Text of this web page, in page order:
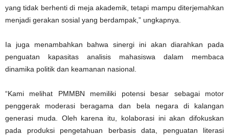
yang tidak berhenti di meja akademik, tetapi mampu diterjemahkan
menjadi gerakan sosial yang berdampak,” ungkapnya.
Ia juga menambahkan bahwa sinergi ini akan diarahkan pada
penguatan kapasitas analisis mahasiswa dalam membaca
dinamika politik dan keamanan nasional.
“Kami melihat PMMBN memiliki potensi besar sebagai motor
penggerak moderasi beragama dan bela negara di kalangan
generasi muda. Oleh karena itu, kolaborasi ini akan difokuskan
pada produksi pengetahuan berbasis data, penguatan literasi